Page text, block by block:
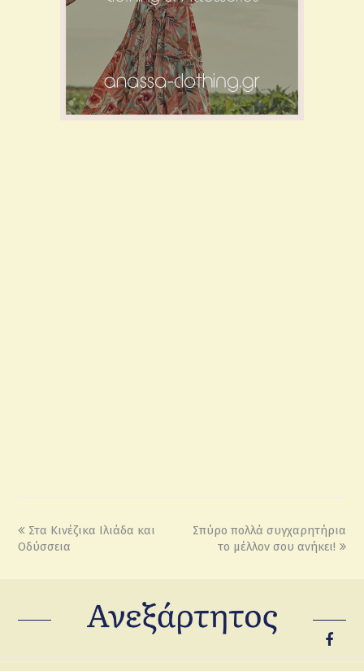
Στα Κινέζικα Ιλιάδα και
Οδύσσεια
Σπύρο πολλά συγχαρητήρια
το μέλλον σου ανήκει!